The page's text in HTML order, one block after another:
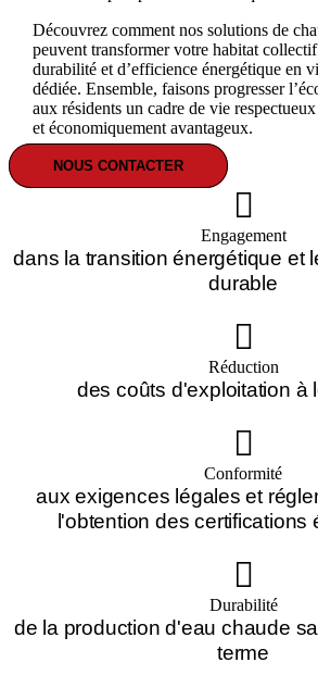
Découvrez comment nos solutions de
peuvent transformer votre habitat
durabilité et d’efficience énergétique en
dédiée. Ensemble, faisons progresser
aux résidents un cadre de vie
et économiquement avantageux.
NOUS CONTACTER
Engagement
dans la transition énergétique et
durable
Réduction
des coûts d'exploitation à
Conformité
aux exigences légales et
l'obtention des certifications
Durabilité
de la production d'eau chaude
terme